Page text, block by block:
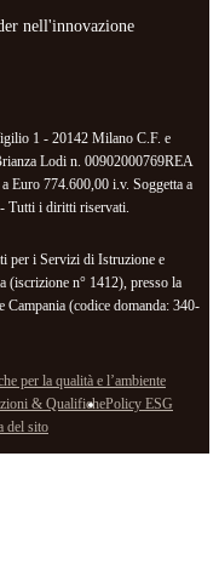
nell'innovazione
1 - 20142 Milano C.F. e
Lodi n. 00902000769REA
Euro 774.600,00 i.v. Soggetta a
Tutti i diritti riservati.
per i Servizi di Istruzione e
(iscrizione n° 1412), presso la
Campania (codice domanda: 340-
per la qualità e l’ambiente
& QualifichePolicy ESG
del sito